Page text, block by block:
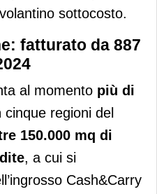
sottocosto.
fatturato da 887
al momento più di
regioni del
150.000 mq di
, a cui si
Cash&Carry